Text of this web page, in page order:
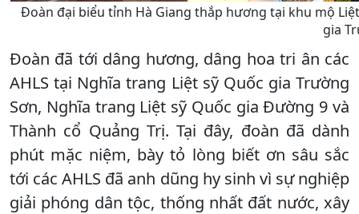
Đoàn đại biểu tỉnh Hà Giang thắp hương tại khu mộ
gia
Đoàn đã tới dâng hương, dâng hoa tri ân các
AHLS tại Nghĩa trang Liệt sỹ Quốc gia Trường
Sơn, Nghĩa trang Liệt sỹ Quốc gia Đường 9 và
Thành cổ Quảng Trị. Tại đây, đoàn đã dành
phút mặc niệm, bày tỏ lòng biết ơn sâu sắc
tới các AHLS đã anh dũng hy sinh vì sự nghiệp
giải phóng dân tộc, thống nhất đất nước, xây